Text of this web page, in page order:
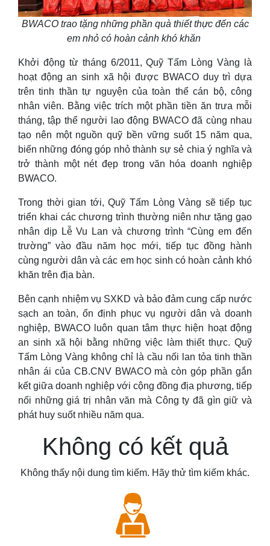
BWACO trao tặng những phần quà thiết thực đến các
em nhỏ có hoàn cảnh khó khăn
Khởi động từ tháng 6/2011, Quỹ Tấm Lòng Vàng là
hoạt động an sinh xã hội được BWACO duy trì dựa
trên tinh thần tự nguyện của toàn thể cán bộ, công
nhân viên. Bằng việc trích một phần tiền ăn trưa mỗi
tháng, tập thể người lao động BWACO đã cùng nhau
tạo nên một nguồn quỹ bền vững suốt 15 năm qua,
biến những đóng góp nhỏ thành sự sẻ chia ý nghĩa và
trở thành một nét đẹp trong văn hóa doanh nghiệp
BWACO.
Trong thời gian tới, Quỹ Tấm Lòng Vàng sẽ tiếp tục
triển khai các chương trình thường niên như tặng gạo
nhân dịp Lễ Vu Lan và chương trình “Cùng em đến
trường” vào đầu năm học mới, tiếp tục đồng hành
cùng người dân và các em học sinh có hoàn cảnh khó
khăn trên địa bàn.
Bên cạnh nhiệm vụ SXKD và bảo đảm cung cấp nước
sạch an toàn, ổn định phục vụ người dân và doanh
nghiệp, BWACO luôn quan tâm thực hiện hoạt động
an sinh xã hội bằng những việc làm thiết thực. Quỹ
Tấm Lòng Vàng không chỉ là cầu nối lan tỏa tinh thần
nhân ái của CB.CNV BWACO mà còn góp phần gắn
kết giữa doanh nghiệp với cộng đồng địa phương, tiếp
nối những giá trị nhân văn mà Công ty đã gìn giữ và
phát huy suốt nhiều năm qua.
Không có kết quả
Không thấy nội dung tìm kiếm. Hãy thử tìm kiếm khác.